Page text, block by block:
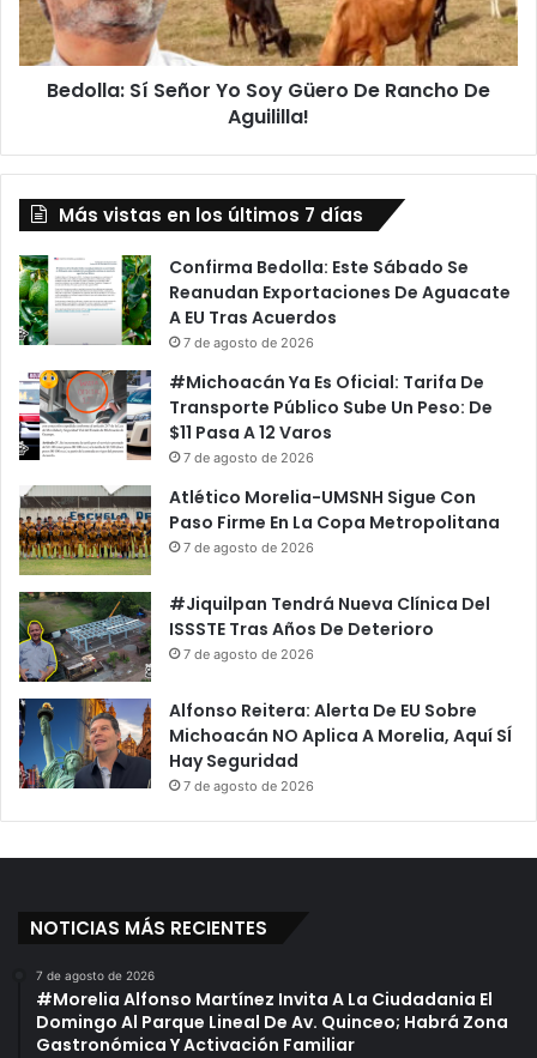
De
Rancho
De
Aguililla!
Bedolla: Sí Señor Yo Soy Güero De Rancho De
Aguililla!
Más vistas en los últimos 7 días
Confirma Bedolla: Este Sábado Se
Reanudan Exportaciones De Aguacate
A EU Tras Acuerdos
7 de agosto de 2026
#Michoacán Ya Es Oficial: Tarifa De
Transporte Público Sube Un Peso: De
$11 Pasa A 12 Varos
7 de agosto de 2026
Atlético Morelia-UMSNH Sigue Con
Paso Firme En La Copa Metropolitana
7 de agosto de 2026
#Jiquilpan Tendrá Nueva Clínica Del
ISSSTE Tras Años De Deterioro
7 de agosto de 2026
Alfonso Reitera: Alerta De EU Sobre
Michoacán NO Aplica A Morelia, Aquí SÍ
Hay Seguridad
7 de agosto de 2026
NOTICIAS MÁS RECIENTES
7 de agosto de 2026
#Morelia Alfonso Martínez Invita A La Ciudadania El
Domingo Al Parque Lineal De Av. Quinceo; Habrá Zona
Gastronómica Y Activación Familiar